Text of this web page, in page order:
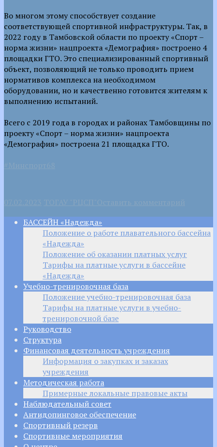
Во многом этому способствует создание
соответствующей спортивной инфраструктуры. Так, в
2022 году в Тамбовской области по проекту «Спорт –
норма жизни» нацпроекта «Демография» построено 4
площадки ГТО. Это специализированный спортивный
объект, позволяющий не только проводить прием
нормативов комплекса на необходимом
оборудовании, но и качественно готовится жителям к
выполнению испытаний.
Всего с 2019 года в городах и районах Тамбовщины по
проекту «Спорт – норма жизни» нацпроекта
«Демография» построена 21 площадка ГТО.
#Минспорт68
07.02.2023 ТОГАУ "РЦСП" Оставить комментарий
БАССЕЙН «Надежда»
Положение о работе плавательного бассейна
«Надежда»
Положение об оказании платных услуг
Тарифы на платные услуги в бассейне
«Надежда»
Учебно-тренировочная база
Положение учебно-тренировочная база
Тарифы на платные услуги в учебно-
тренировочной базе
Руководство
Структура
Финансовая деятельность учреждения
Информация о закупках и заказах
учреждения
Методическая работа
Примерные локальные правовые акты
Наблюдательный совет
Антидопинговое обеспечение
Спортивный резерв
Спортивные мероприятия